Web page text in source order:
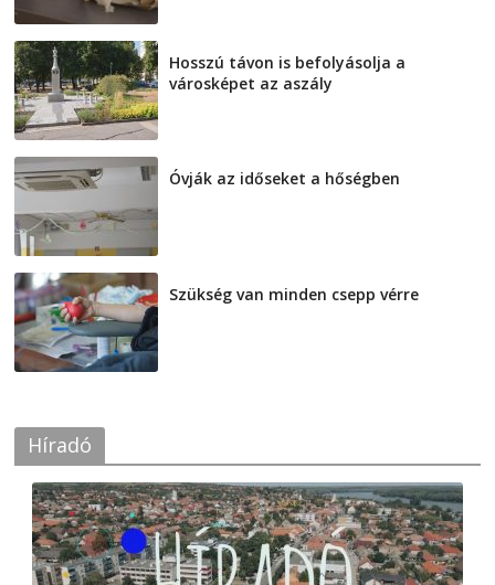
Hosszú távon is befolyásolja a
városképet az aszály
Óvják az időseket a hőségben
Szükség van minden csepp vérre
Híradó